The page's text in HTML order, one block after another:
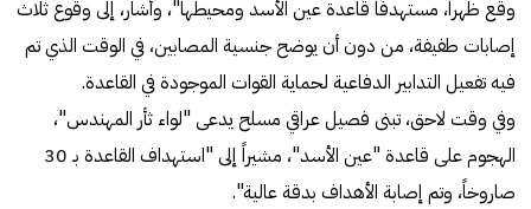
وقع ظهراً، مستهدفاً قاعدة عين الأسد ومحيطها"، وأشار، إلى وقوع ثلاث
إصابات طفيفة، من دون أن يوضح جنسية المصابين، في الوقت الذي تم
فيه تفعيل التدابير الدفاعية لحماية القوات الموجودة في القاعدة.
وفي وقت لاحق، تبنى فصيل عراقي مسلح يدعى "لواء ثأر المهندس"،
الهجوم على قاعدة "عين الأسد"، مشيراً إلى "استهداف القاعدة بـ 30
صاروخاً، وتم إصابة الأهداف بدقة عالية".